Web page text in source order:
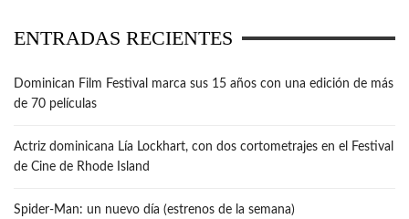
ENTRADAS RECIENTES
Dominican Film Festival marca sus 15 años con una edición de más
de 70 películas
Actriz dominicana Lía Lockhart, con dos cortometrajes en el Festival
de Cine de Rhode Island
Spider-Man: un nuevo día (estrenos de la semana)